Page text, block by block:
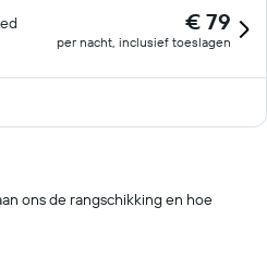
€ 79
per nacht, inclusief toeslagen
ons de rangschikking en hoe